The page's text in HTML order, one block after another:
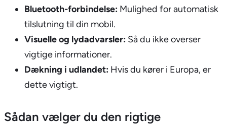
Bluetooth-forbindelse: Mulighed for automatisk
tilslutning til din mobil.
Visuelle og lydadvarsler: Så du ikke overser
vigtige informationer.
Dækning i udlandet: Hvis du kører i Europa, er
dette vigtigt.
Sådan vælger du den rigtige